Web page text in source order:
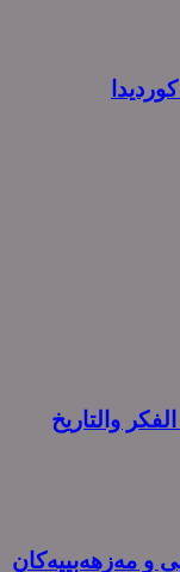
والتاریخ
و مەزهەبییەکان